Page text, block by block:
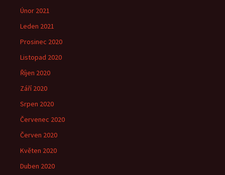
Únor 2021
Leden 2021
Prosinec 2020
Listopad 2020
Říjen 2020
Září 2020
Srpen 2020
Červenec 2020
Červen 2020
Květen 2020
Duben 2020